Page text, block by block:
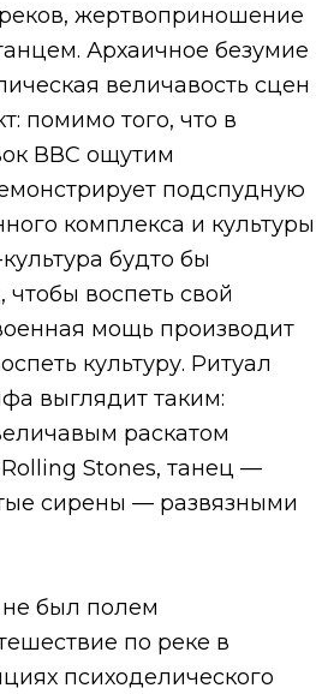
жертвоприношение
Архаичное безумие
величавость сцен
помимо того, что в
ВВС ощутим
подспудную
комплекса и культуры
будто бы
воспеть свой
мощь производит
культуру. Ритуал
выглядит таким:
раскатом
Stones, танец —
сирены — развязными
был полем
по реке в
психоделического